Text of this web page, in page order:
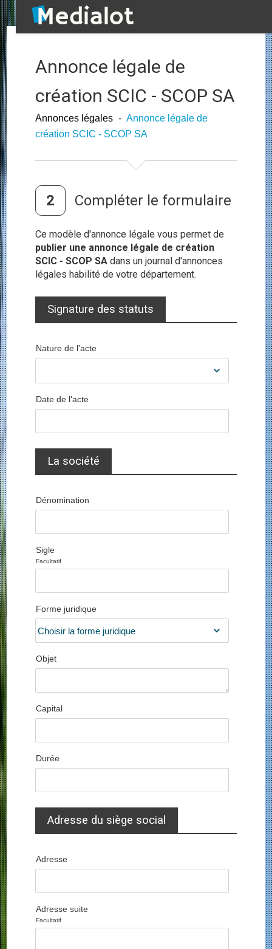
Annonce légale de
création SCIC - SCOP SA
Annonces légales - Annonce légale de
création SCIC - SCOP SA
Compléter le formulaire
Ce modèle d'annonce légale vous permet de
publier une annonce légale de création
SCIC - SCOP SA dans un journal d'annonces
légales habilité de votre département.
Signature des statuts
Nature de l'acte
Date de l'acte
La société
Dénomination
Sigle
Facultatif
Forme juridique
Objet
Capital
Durée
Adresse du siège social
Adresse
Adresse suite
Facultatif